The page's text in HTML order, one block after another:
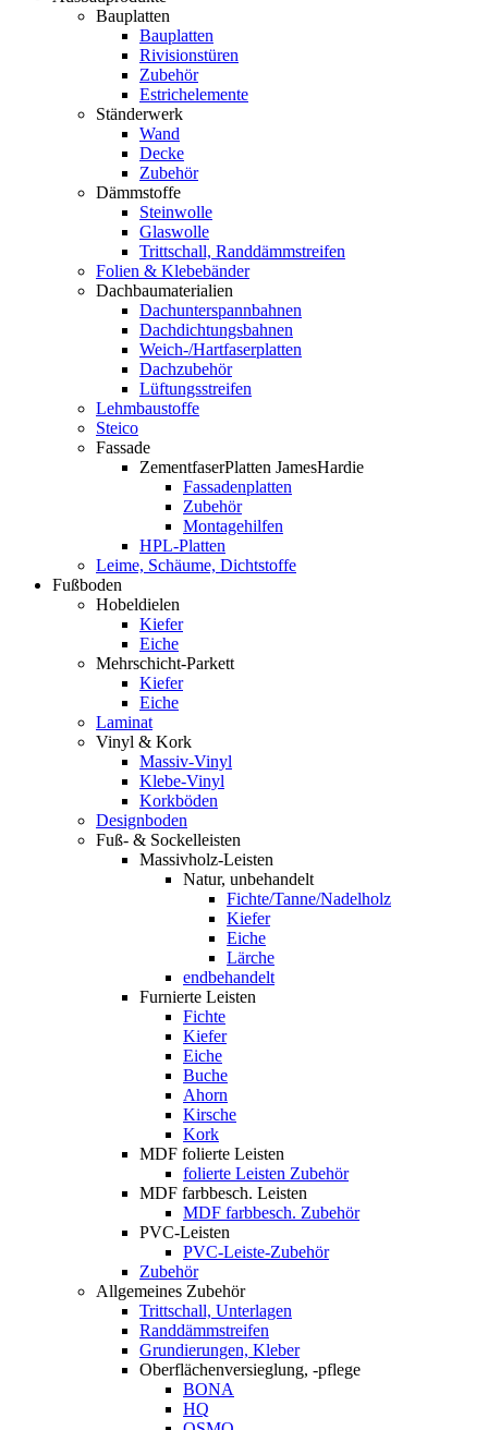
Bauplatten
Bauplatten
Rivisionstüren
Zubehör
Estrichelemente
Ständerwerk
Wand
Decke
Zubehör
Dämmstoffe
Steinwolle
Glaswolle
Trittschall, Randdämmstreifen
Folien & Klebebänder
Dachbaumaterialien
Dachunterspannbahnen
Dachdichtungsbahnen
Weich-/Hartfaserplatten
Dachzubehör
Lüftungsstreifen
Lehmbaustoffe
Steico
Fassade
ZementfaserPlatten JamesHardie
Fassadenplatten
Zubehör
Montagehilfen
HPL-Platten
Leime, Schäume, Dichtstoffe
Fußboden
Hobeldielen
Kiefer
Eiche
Mehrschicht-Parkett
Kiefer
Eiche
Laminat
Vinyl & Kork
Massiv-Vinyl
Klebe-Vinyl
Korkböden
Designboden
Fuß- & Sockelleisten
Massivholz-Leisten
Natur, unbehandelt
Fichte/Tanne/Nadelholz
Kiefer
Eiche
Lärche
endbehandelt
Furnierte Leisten
Fichte
Kiefer
Eiche
Buche
Ahorn
Kirsche
Kork
MDF folierte Leisten
folierte Leisten Zubehör
MDF farbbesch. Leisten
MDF farbbesch. Zubehör
PVC-Leisten
PVC-Leiste-Zubehör
Zubehör
Allgemeines Zubehör
Trittschall, Unterlagen
Randdämmstreifen
Grundierungen, Kleber
Oberflächenversieglung, -pflege
BONA
HQ